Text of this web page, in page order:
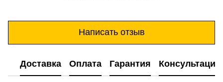
Написать отзыв
Доставка Оплата Гарантия Консультация